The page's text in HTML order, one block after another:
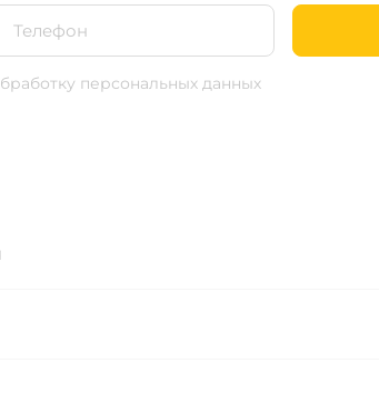
персональных данных